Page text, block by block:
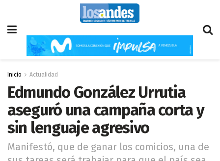
Inicio Actualidad
Edmundo González Urrutia
aseguró una campaña corta y
sin lenguaje agresivo
Manifestó, que de ganar los comicios, una de